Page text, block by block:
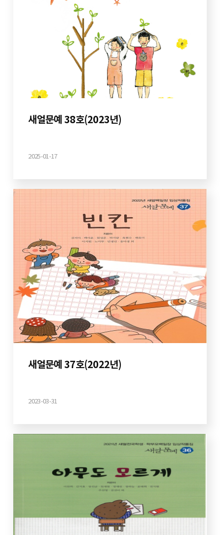
새얼문예 38호(2023년)
2025-01-17
새얼문예 37호(2022년)
2023-03-31